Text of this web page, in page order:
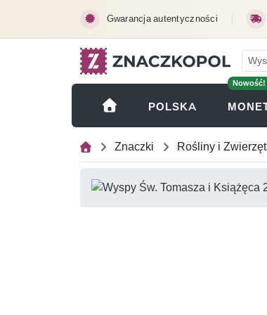
Gwarancja autentyczności
POLSKA
Nowość!
Znaczki Rośliny i